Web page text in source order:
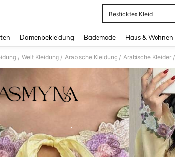
Besticktes Kleid
Damenbekleidung Bademode Haus & Wohnen
/ Welt Kleidung / Arabische Kleidung / Arabische Kleider /